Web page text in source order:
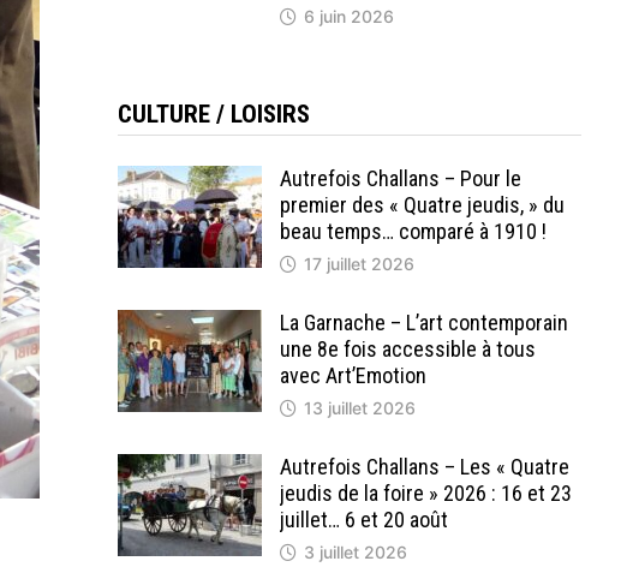
6 juin 2026
CULTURE / LOISIRS
Autrefois Challans – Pour le
premier des « Quatre jeudis, » du
beau temps… comparé à 1910 !
17 juillet 2026
La Garnache – L’art contemporain
une 8e fois accessible à tous
avec Art’Emotion
13 juillet 2026
Autrefois Challans – Les « Quatre
jeudis de la foire » 2026 : 16 et 23
juillet… 6 et 20 août
3 juillet 2026